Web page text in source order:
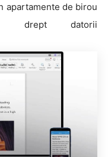
apartamente de birou
le drept datorii